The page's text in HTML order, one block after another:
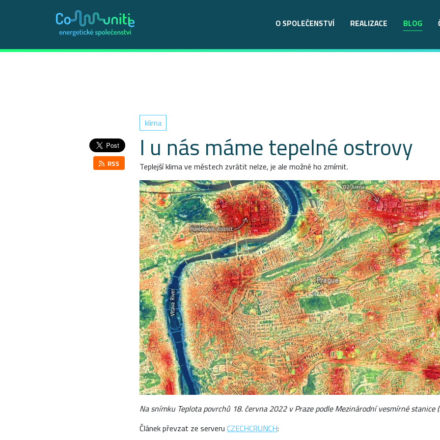
O SPOLEČENSTVÍ REALIZACE BLOG
klima
I u nás máme tepelné ostrovy
RSS Teplejší klima ve městech zvrátit nelze, je ale možné ho zmírnit.
Na snímku Teplota povrchů 18. června 2022 v Praze podle Mezinárodní vesmírné stanice
Článek převzat ze serveruCZECHCRUNCH: